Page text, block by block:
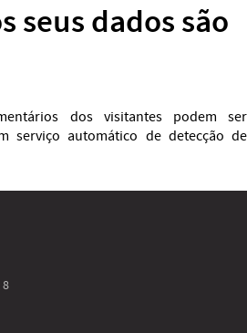
seus dados são
dos visitantes podem ser
serviço automático de detecção de
8